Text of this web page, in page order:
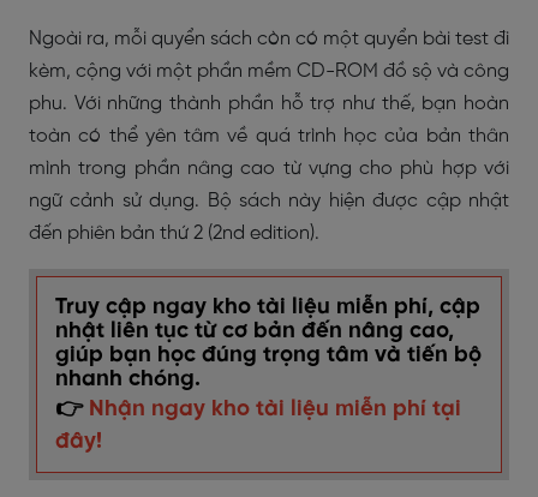
Ngoài ra, mỗi quyển sách còn có một quyển bài test đi
kèm, cộng với một phần mềm CD-ROM đồ sộ và công
phu. Với những thành phần hỗ trợ như thế, bạn hoàn
toàn có thể yên tâm về quá trình học của bản thân
mình trong phần nâng cao từ vựng cho phù hợp với
ngữ cảnh sử dụng. Bộ sách này hiện được cập nhật
đến phiên bản thứ 2 (2nd edition).
Truy cập ngay kho tài liệu miễn phí, cập
nhật liên tục từ cơ bản đến nâng cao,
giúp bạn học đúng trọng tâm và tiến bộ
nhanh chóng.
👉 Nhận ngay kho tài liệu miễn phí tại
đây!